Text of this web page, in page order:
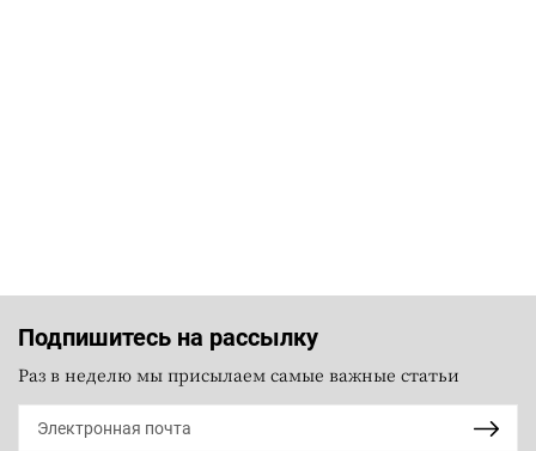
Подпишитесь на рассылку
Раз в неделю мы присылаем самые важные статьи